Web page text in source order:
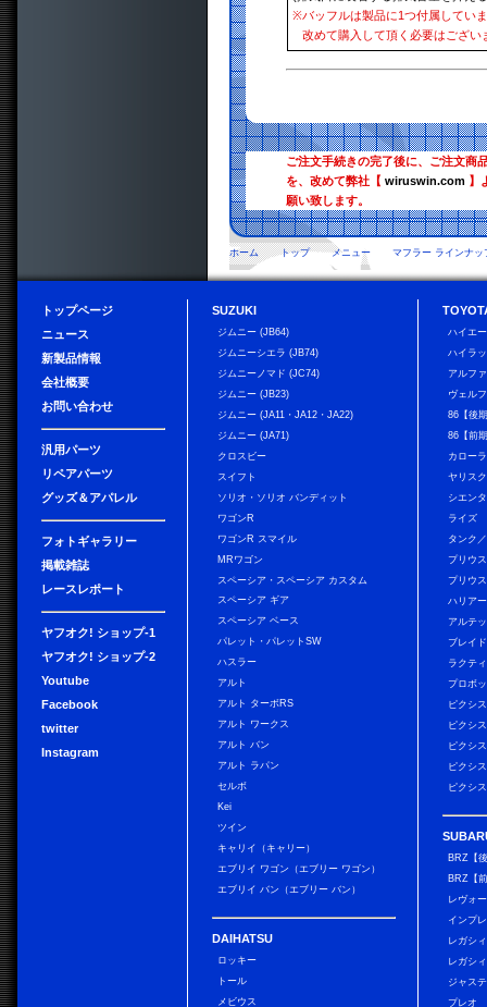
※バッフルは製品に1つ付属してい
改めて購入して頂く必要はござい
ご注文手続きの完了後に、ご注文商
を、改めて弊社【wiruswin.com 】
願い致します。
ホーム トップ メニュー マフラー ラインナッ
トップページ
ニュース
新製品情報
会社概要
お問い合わせ
汎用パーツ
リペアパーツ
グッズ＆アパレル
フォトギャラリー
掲載雑誌
レースレポート
ヤフオク! ショップ-1
ヤフオク! ショップ-2
Youtube
Facebook
twitter
Instagram
SUZUKI
ジムニー (JB64)
ジムニーシエラ (JB74)
ジムニーノマド (JC74)
ジムニー (JB23)
ジムニー (JA11・JA12・JA22)
ジムニー (JA71)
クロスビー
スイフト
ソリオ・ソリオ バンディット
ワゴンR
ワゴンR スマイル
MRワゴン
スペーシア・スペーシア カスタム
スペーシア ギア
スペーシア ベース
パレット・パレットSW
ハスラー
アルト
アルト ターボRS
アルト ワークス
アルト バン
アルト ラパン
セルボ
Kei
ツイン
キャリイ（キャリー）
エブリイ ワゴン（エブリー ワゴン）
エブリイ バン（エブリー バン）
DAIHATSU
ロッキー
トール
メビウス
ハイエ
ハイラ
アルフ
ヴェル
86【後
86【前
カロー
ヤリス
シエンタ
ライズ
タンク
プリウス
プリウ
ハリアー
アルテ
ブレイド
ラクテ
プロボ
ピクシ
ピクシ
ピクシ
ピクシ
ピクシ
BRZ【
BRZ【
レヴォ
インプ
レガシ
レガシ
ジャス
プレオ